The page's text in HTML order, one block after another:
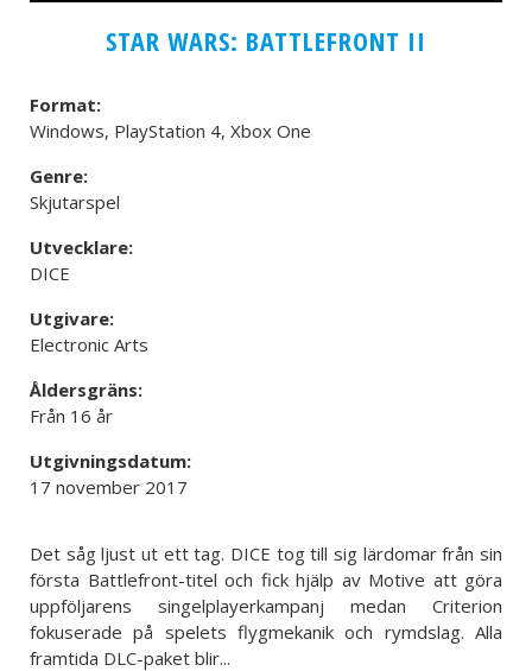
STAR WARS: BATTLEFRONT II
Format:
Windows, PlayStation 4, Xbox One
Genre:
Skjutarspel
Utvecklare:
DICE
Utgivare:
Electronic Arts
Åldersgräns:
Från 16 år
Utgivningsdatum:
17 november 2017
Det såg ljust ut ett tag. DICE tog till sig lärdomar från sin
första Battlefront-titel och fick hjälp av Motive att göra
uppföljarens singelplayerkampanj medan Criterion
fokuserade på spelets flygmekanik och rymdslag. Alla
framtida DLC-paket blir...